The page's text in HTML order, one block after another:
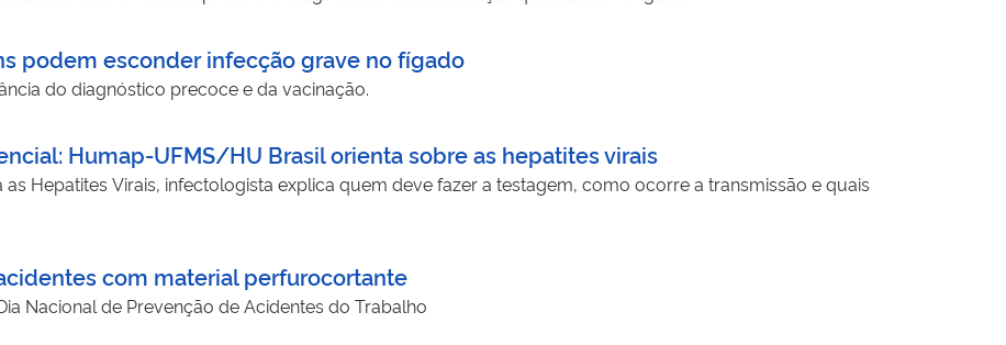
podem esconder infecção grave no fígado
do diagnóstico precoce e da vacinação.
Humap-UFMS/HU Brasil orienta sobre as hepatites virais
as Hepatites Virais, infectologista explica quem deve fazer a testagem, como ocorre a transmissão e quais
com material perfurocortante
Nacional de Prevenção de Acidentes do Trabalho